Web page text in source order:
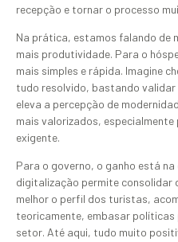
recepção e tornar o processo
Na prática, estamos falando de
mais produtividade. Para o
mais simples e rápida. Imagine
tudo resolvido, bastando validar
eleva a percepção de
mais valorizados,
exigente.
Para o governo, o ganho está
digitalização permite consolidar
melhor o perfil dos turistas,
teoricamente, embasar
setor. Até aqui, tudo muito